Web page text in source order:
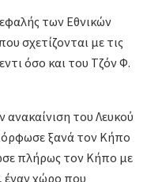
των Εθνικών
σχετίζονται με τις
όσο και του Τζόν Φ.
ανακαίνιση του Λευκού
ξανά τον Κήπο
πλήρως τον Κήπο με
έναν χώρο που